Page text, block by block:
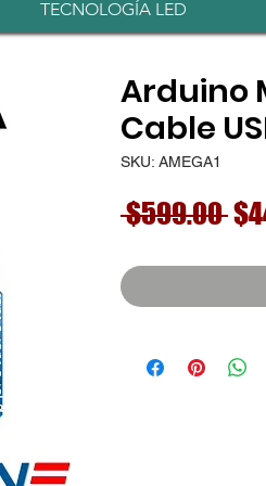
TECNOLOGÍA LED
Arduino
Cable
SKU: AMEGA1
$599.00